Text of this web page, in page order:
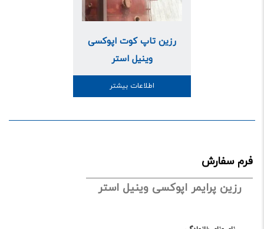
رزین تاپ کوت اپوکسی
وینیل استر
اطلاعات بیشتر
فرم سفارش
رزین پرایمر اپوکسی وینیل استر